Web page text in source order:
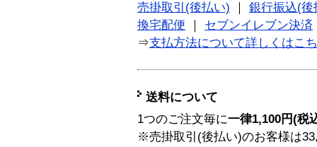
売掛取引(後払い)
銀行振込(後
換宅配便
セブンイレブン決済
⇒支払方法について詳しくはこ
送料について
1つのご注文毎に一律1,100円(税
※売掛取引(後払い)のお客様は